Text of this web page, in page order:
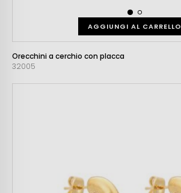
AGGIUNGI AL CARRELLO
Orecchini a cerchio con placca
32005